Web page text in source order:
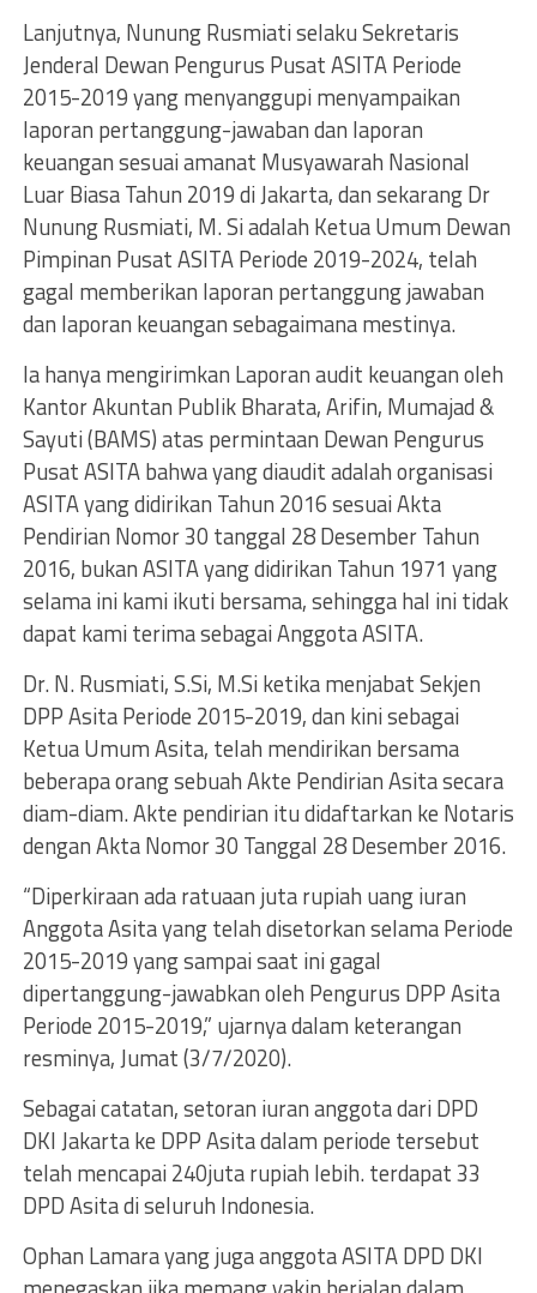
Lanjutnya, Nunung Rusmiati selaku Sekretaris
Jenderal Dewan Pengurus Pusat ASITA Periode
2015-2019 yang menyanggupi menyampaikan
laporan pertanggung-jawaban dan laporan
keuangan sesuai amanat Musyawarah Nasional
Luar Biasa Tahun 2019 di Jakarta, dan sekarang Dr
Nunung Rusmiati, M. Si adalah Ketua Umum Dewan
Pimpinan Pusat ASITA Periode 2019-2024, telah
gagal memberikan laporan pertanggung jawaban
dan laporan keuangan sebagaimana mestinya.
Ia hanya mengirimkan Laporan audit keuangan oleh
Kantor Akuntan Publik Bharata, Arifin, Mumajad &
Sayuti (BAMS) atas permintaan Dewan Pengurus
Pusat ASITA bahwa yang diaudit adalah organisasi
ASITA yang didirikan Tahun 2016 sesuai Akta
Pendirian Nomor 30 tanggal 28 Desember Tahun
2016, bukan ASITA yang didirikan Tahun 1971 yang
selama ini kami ikuti bersama, sehingga hal ini tidak
dapat kami terima sebagai Anggota ASITA.
Dr. N. Rusmiati, S.Si, M.Si ketika menjabat Sekjen
DPP Asita Periode 2015-2019, dan kini sebagai
Ketua Umum Asita, telah mendirikan bersama
beberapa orang sebuah Akte Pendirian Asita secara
diam-diam. Akte pendirian itu didaftarkan ke Notaris
dengan Akta Nomor 30 Tanggal 28 Desember 2016.
“Diperkiraan ada ratuaan juta rupiah uang iuran
Anggota Asita yang telah disetorkan selama Periode
2015-2019 yang sampai saat ini gagal
dipertanggung-jawabkan oleh Pengurus DPP Asita
Periode 2015-2019,” ujarnya dalam keterangan
resminya, Jumat (3/7/2020).
Sebagai catatan, setoran iuran anggota dari DPD
DKI Jakarta ke DPP Asita dalam periode tersebut
telah mencapai 240juta rupiah lebih. terdapat 33
DPD Asita di seluruh Indonesia.
Ophan Lamara yang juga anggota ASITA DPD DKI